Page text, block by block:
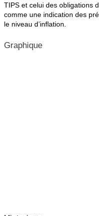
TIPS et celui des obligations
comme une indication des
le niveau d’inflation.
Graphique